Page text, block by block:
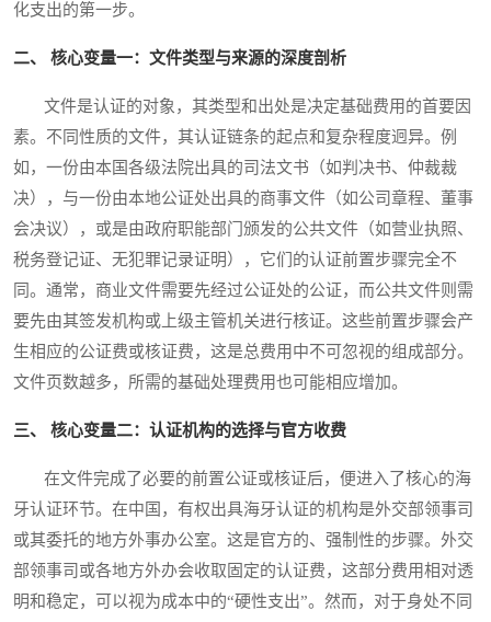
化支出的第一步。
二、 核心变量一：文件类型与来源的深度剖析
文件是认证的对象，其类型和出处是决定基础费用的首要因
素。不同性质的文件，其认证链条的起点和复杂程度迥异。例
如，一份由本国各级法院出具的司法文书（如判决书、仲裁裁
决），与一份由本地公证处出具的商事文件（如公司章程、董事
会决议），或是由政府职能部门颁发的公共文件（如营业执照、
税务登记证、无犯罪记录证明），它们的认证前置步骤完全不
同。通常，商业文件需要先经过公证处的公证，而公共文件则需
要先由其签发机构或上级主管机关进行核证。这些前置步骤会产
生相应的公证费或核证费，这是总费用中不可忽视的组成部分。
文件页数越多，所需的基础处理费用也可能相应增加。
三、 核心变量二：认证机构的选择与官方收费
在文件完成了必要的前置公证或核证后，便进入了核心的海
牙认证环节。在中国，有权出具海牙认证的机构是外交部领事司
或其委托的地方外事办公室。这是官方的、强制性的步骤。外交
部领事司或各地方外办会收取固定的认证费，这部分费用相对透
明和稳定，可以视为成本中的“硬性支出”。然而，对于身处不同